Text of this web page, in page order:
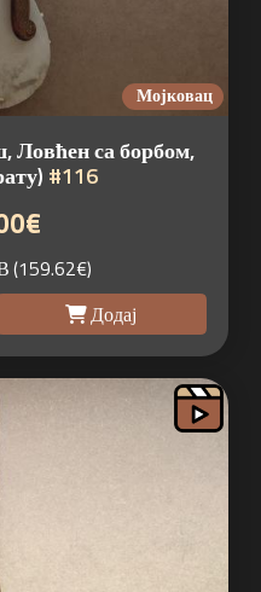
Мојковац
Ловћен са борбом,
#116
(159.62€)
Додај